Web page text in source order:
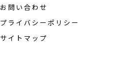
お問い合わせ
プライバシーポリシー
サイトマップ